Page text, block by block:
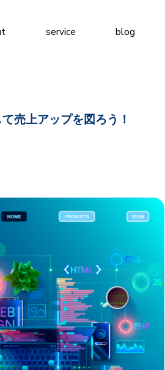
service blog
売上アップを図ろう！